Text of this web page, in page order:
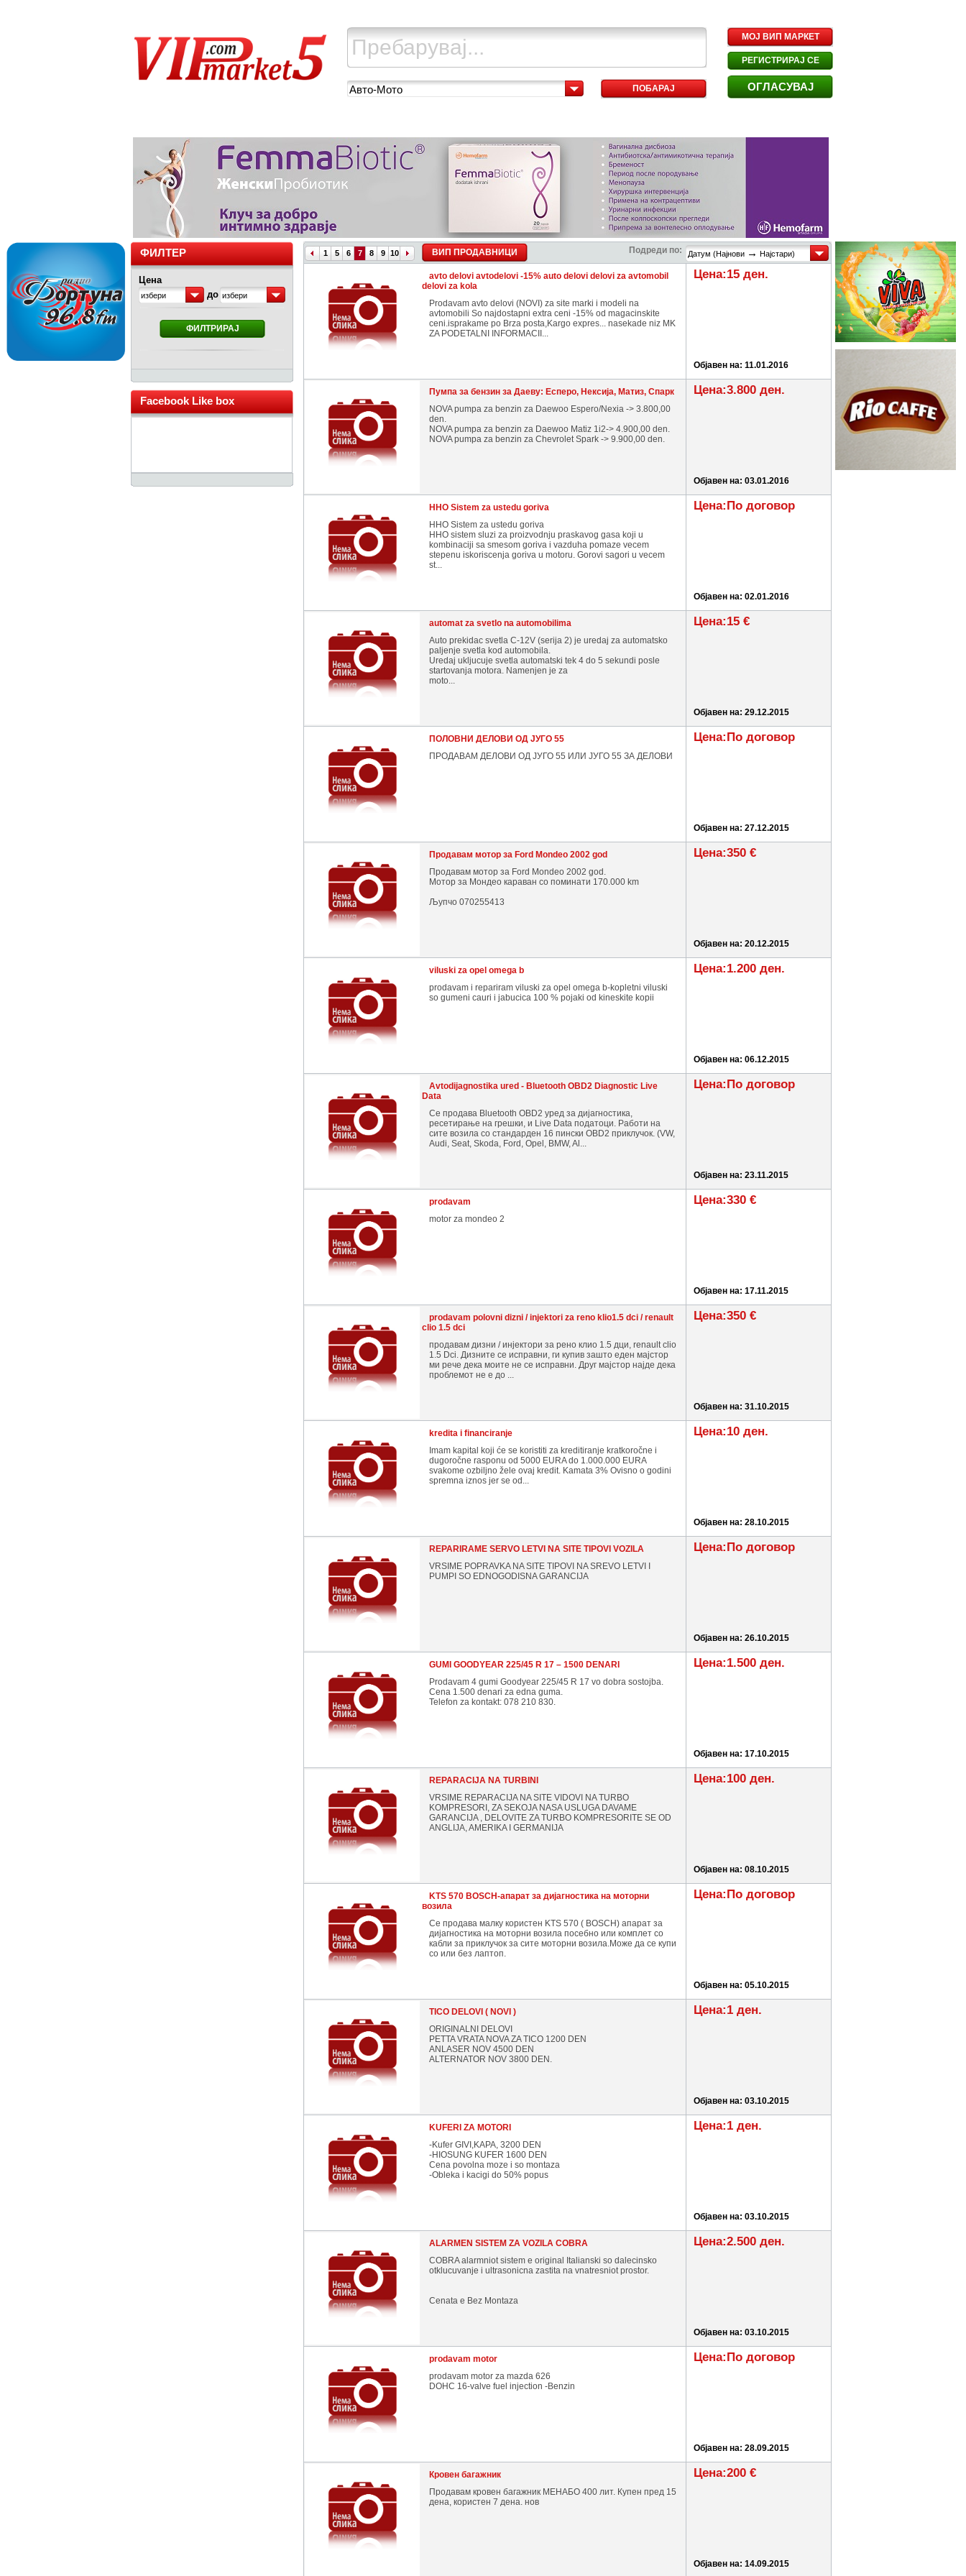
Авто-Мото ПОБАРАЈ
МОЈ ВИП МАРКЕТ
РЕГИСТРИРАЈ СЕ
ОГЛАСУВАЈ
ФИЛТЕР
Цена
избери до избери
ФИЛТРИРАЈ
Facebook Like box
1 5 6 7 8 9 10 ВИП ПРОДАВНИЦИ Подреди по: Датум (Најнови → Најстари)
avto delovi avtodelovi -15% auto delovi delovi za avtomobil
delovi za kola
Prodavam avto delovi (NOVI) za site marki i modeli na
avtomobili So najdostapni extra ceni -15% od magacinskite
ceni.isprakame po Brza posta,Kargo expres... nasekade niz MK
ZA PODETALNI INFORMACII...
Цена:15 ден.
Објавен на: 11.01.2016
Пумпа за бензин за Даеву: Есперо, Нексија, Матиз, Спарк
NOVA pumpa za benzin za Daewoo Espero/Nexia -> 3.800,00
den.
NOVA pumpa za benzin za Daewoo Matiz 1i2-> 4.900,00 den.
NOVA pumpa za benzin za Chevrolet Spark -> 9.900,00 den.
Цена:3.800 ден.
Објавен на: 03.01.2016
HHO Sistem za ustedu goriva
HHO Sistem za ustedu goriva
HHO sistem sluzi za proizvodnju praskavog gasa koji u
kombinaciji sa smesom goriva i vazduha pomaze vecem
stepenu iskoriscenja goriva u motoru. Gorovi sagori u vecem
st...
Цена:По договор
Објавен на: 02.01.2016
automat za svetlo na automobilima
Auto prekidac svetla C-12V (serija 2) je uredaj za automatsko
paljenje svetla kod automobila.
Uredaj ukljucuje svetla automatski tek 4 do 5 sekundi posle
startovanja motora. Namenjen je za
moto...
Цена:15 €
Објавен на: 29.12.2015
ПОЛОВНИ ДЕЛОВИ ОД ЈУГО 55
ПРОДАВАМ ДЕЛОВИ ОД ЈУГО 55 ИЛИ ЈУГО 55 ЗА ДЕЛОВИ
Цена:По договор
Објавен на: 27.12.2015
Продавам мотор за Ford Mondeo 2002 god
Продавам мотор за Ford Mondeo 2002 god.
Мотор за Мондео караван со поминати 170.000 km
Љупчо 070255413
Цена:350 €
Објавен на: 20.12.2015
viluski za opel omega b
prodavam i repariram viluski za opel omega b-kopletni viluski
so gumeni cauri i jabucica 100 % pojaki od kineskite kopii
Цена:1.200 ден.
Објавен на: 06.12.2015
Avtodijagnostika ured - Bluetooth OBD2 Diagnostic Live
Data
Се продава Bluetooth OBD2 уред за дијагностика,
ресетирање на грешки, и Live Data податоци. Работи на
сите возила со стандарден 16 пински OBD2 приклучок. (VW,
Audi, Seat, Skoda, Ford, Opel, BMW, Al...
Цена:По договор
Објавен на: 23.11.2015
prodavam
motor za mondeo 2
Цена:330 €
Објавен на: 17.11.2015
prodavam polovni dizni / injektori za reno klio1.5 dci / renault
clio 1.5 dci
продавам дизни / инјектори за рено клио 1.5 дци, renault clio
1.5 Dci. Дизните се исправни, ги купив зашто еден мајстор
ми рече дека моите не се исправни. Друг мајстор најде дека
проблемот не е до ...
Цена:350 €
Објавен на: 31.10.2015
kredita i financiranje
Imam kapital koji će se koristiti za kreditiranje kratkoročne i
dugoročne rasponu od 5000 EURA do 1.000.000 EURA
svakome ozbiljno žele ovaj kredit. Kamata 3% Ovisno o godini
spremna iznos jer se od...
Цена:10 ден.
Објавен на: 28.10.2015
REPARIRAME SERVO LETVI NA SITE TIPOVI VOZILA
VRSIME POPRAVKA NA SITE TIPOVI NA SREVO LETVI I
PUMPI SO EDNOGODISNA GARANCIJA
Цена:По договор
Објавен на: 26.10.2015
GUMI GOODYEAR 225/45 R 17 – 1500 DENARI
Prodavam 4 gumi Goodyear 225/45 R 17 vo dobra sostojba.
Cena 1.500 denari za edna guma.
Telefon za kontakt: 078 210 830.
Цена:1.500 ден.
Објавен на: 17.10.2015
REPARACIJA NA TURBINI
VRSIME REPARACIJA NA SITE VIDOVI NA TURBO
KOMPRESORI, ZA SEKOJA NASA USLUGA DAVAME
GARANCIJA , DELOVITE ZA TURBO KOMPRESORITE SE OD
ANGLIJA, AMERIKA I GERMANIJA
Цена:100 ден.
Објавен на: 08.10.2015
KTS 570 BOSCH-апарат за дијагностика на моторни
возила
Се продава малку користен KTS 570 ( BOSCH) апарат за
дијагностика на моторни возила посебно или комплет со
кабли за приклучок за сите моторни возила.Може да се купи
со или без лаптоп.
Цена:По договор
Објавен на: 05.10.2015
TICO DELOVI ( NOVI )
ORIGINALNI DELOVI
PETTA VRATA NOVA ZA TICO 1200 DEN
ANLASER NOV 4500 DEN
ALTERNATOR NOV 3800 DEN.
Цена:1 ден.
Објавен на: 03.10.2015
KUFERI ZA MOTORI
-Kufer GIVI,KAPA, 3200 DEN
-HIOSUNG KUFER 1600 DEN
Cena povolna moze i so montaza
-Obleka i kacigi do 50% popus
Цена:1 ден.
Објавен на: 03.10.2015
ALARMEN SISTEM ZA VOZILA COBRA
COBRA alarmniot sistem e original Italianski so dalecinsko
otklucuvanje i ultrasonicna zastita na vnatresniot prostor.
Cenata e Bez Montaza
Цена:2.500 ден.
Објавен на: 03.10.2015
prodavam motor
prodavam motor za mazda 626
DOHC 16-valve fuel injection -Benzin
Цена:По договор
Објавен на: 28.09.2015
Кровен багажник
Продавам кровен багажник МЕНАБО 400 лит. Купен пред 15
дена, користен 7 дена. нов
Цена:200 €
Објавен на: 14.09.2015